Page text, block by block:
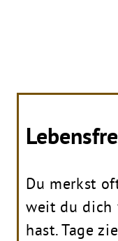
Du merkst
weit du dich
hast. Tage